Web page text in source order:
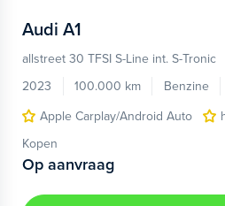
Audi A1
allstreet 30 TFSI S-Line int. S-Tronic
2023
100.000 km Benzine
Apple Carplay/Android Auto
Kopen
Op aanvraag